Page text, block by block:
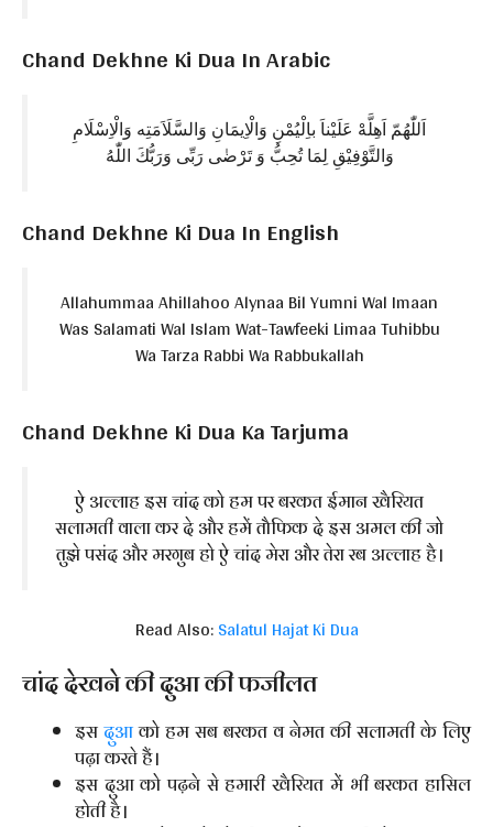
Chand Dekhne Ki Dua In Arabic
اَللّٰهُمّ اَهِلَّهْ عَلَيْناَ باِلْيُمْنِ وَالْاِيمَانِ وَالسَّلَاَمَتِه وَالْاِسْلَامِ
وَالتَّوْفِيْقِ لِمَا تُحِبُّ وَ تَرْضٰى رَبِّى وَرَبُّكَ اللّٰهُ
Chand Dekhne Ki Dua In English
Allahummaa Ahillahoo Alynaa Bil Yumni Wal Imaan
Was Salamati Wal Islam Wat-Tawfeeki Limaa Tuhibbu
Wa Tarza Rabbi Wa Rabbukallah
Chand Dekhne Ki Dua Ka Tarjuma
ऐ अल्लाह इस चांद को हम पर बरकत ईमान खैरियत
सलामती वाला कर दे और हमें तौफिक दे इस अमल की जो
तुझे पसंद और मरगुब हो ऐ चांद मेरा और तेरा रब अल्लाह है।
Read Also:Salatul Hajat Ki Dua
चांद देखने की दुआ की फजीलत
इसदुआको हम सब बरकत व नेमत की सलामती के लिए
पढ़ा करते हैं।
इस दुआ को पढ़ने से हमारी खैरियत में भी बरकत हासिल
होती है।